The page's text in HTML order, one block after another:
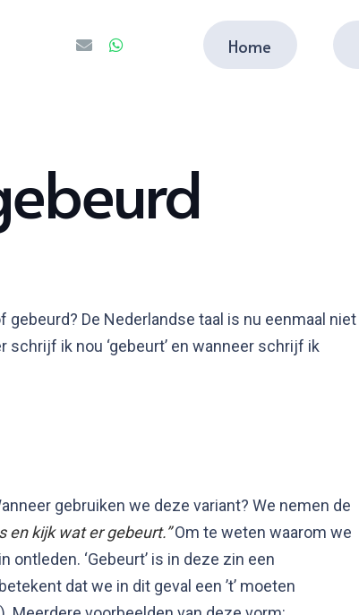
Home
De Nederlandse taal is nu eenmaal niet
schrijf ik nou ‘gebeurt’ en wanneer schrijf ik
gebruiken we deze variant? We nemen de
en kijk wat er gebeurt.”Om te weten waarom we
ontleden. ‘Gebeurt’ is in deze zin een
dat we in dit geval een ’t’ moeten